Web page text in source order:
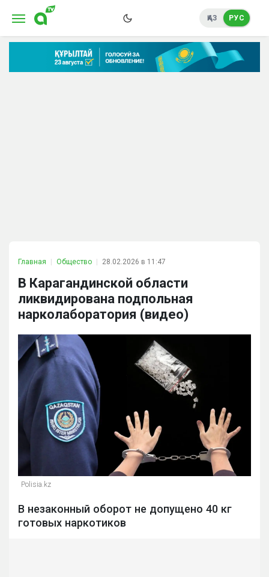
ҚАЗ РУС
Главная Общество 28.02.2026 в 11:47
В Карагандинской области
ликвидирована подпольная
нарколаборатория (видео)
Polisia.kz
В незаконный оборот не допущено 40 кг
готовых наркотиков